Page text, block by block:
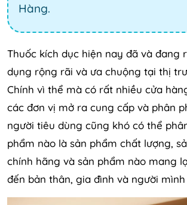
Hàng.
Thuốc kích dục hiện nay đã và đang
dụng rộng rãi và ưa chuộng tại thị
Chính vì thể mà có rất nhiều cửa
các đơn vị mở ra cung cấp và phân
người tiêu dùng cũng khó có thể
phẩm nào là sản phẩm chất lượng,
chính hãng và sản phẩm nào mang
đến bản thân, gia đình và người mình